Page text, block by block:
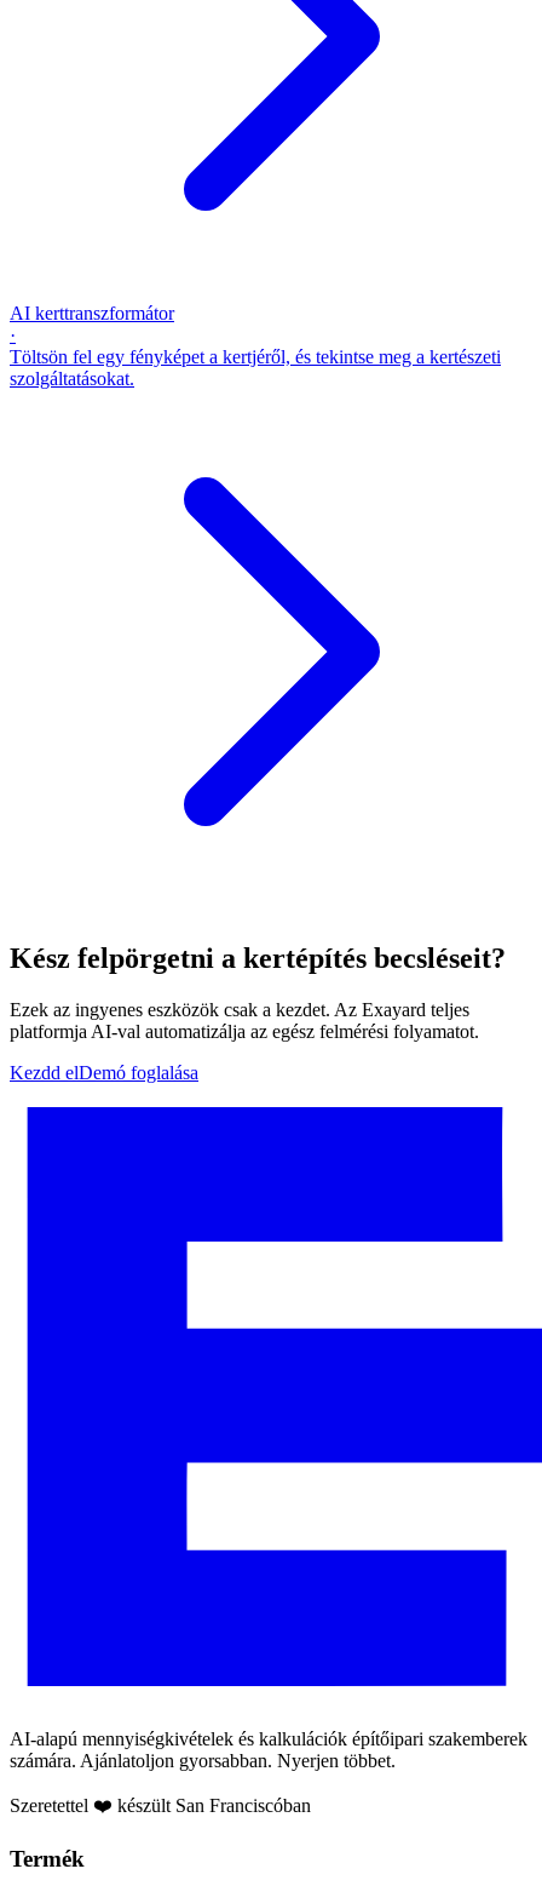
AI kerttranszformátor
·
Töltsön fel egy fényképet a kertjéről, és tekintse meg a kertészeti
szolgáltatásokat.
Kész felpörgetni a kertépítés becsléseit?
Ezek az ingyenes eszközök csak a kezdet. Az Exayard teljes
platformja AI-val automatizálja az egész felmérési folyamatot.
Kezdd elDemó foglalása
AI-alapú mennyiségkivételek és kalkulációk építőipari szakemberek
számára. Ajánlatoljon gyorsabban. Nyerjen többet.
Szeretettel ❤️ készült San Franciscóban
Termék